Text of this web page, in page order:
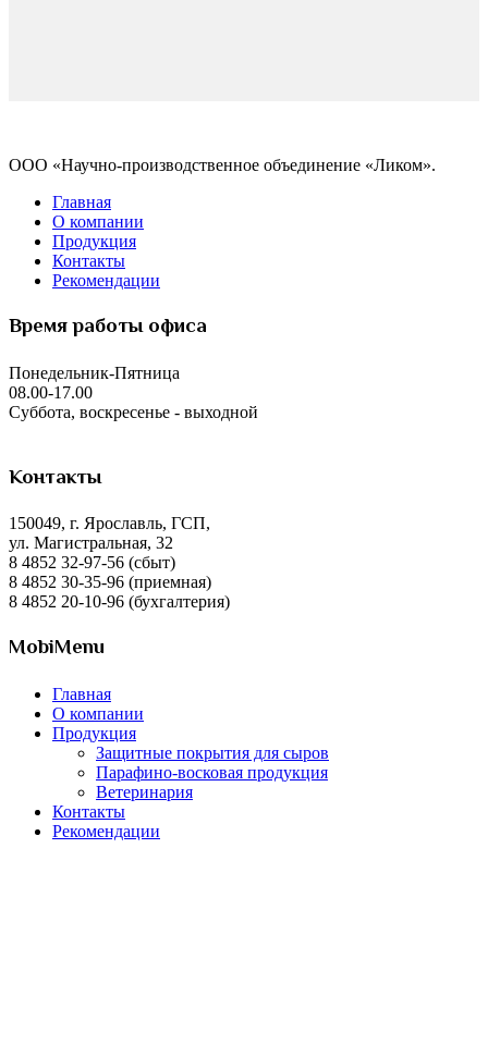
ООО «Научно-производственное объединение «Ликом».
Главная
О компании
Продукция
Контакты
Рекомендации
Время работы офиса
Понедельник-Пятница
08.00-17.00
Суббота, воскресенье - выходной
Контакты
150049, г. Ярославль, ГСП,
ул. Магистральная, 32
8 4852 32-97-56 (сбыт)
8 4852 30-35-96 (приемная)
8 4852 20-10-96 (бухгалтерия)
MobiMenu
Главная
О компании
Продукция
Защитные покрытия для сыров
Парафино-восковая продукция
Ветеринария
Контакты
Рекомендации